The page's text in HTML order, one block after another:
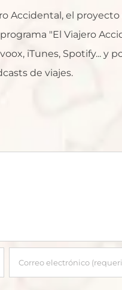
Accidental, el
"El Viajero
iTunes, Spotify... y
de viajes.